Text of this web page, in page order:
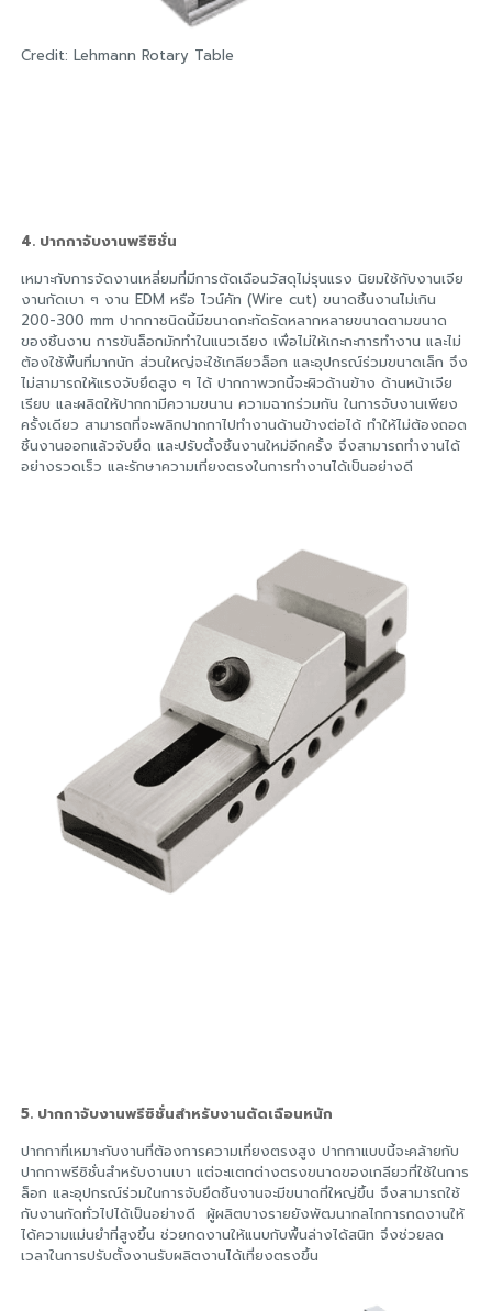
Credit: Lehmann Rotary Table
4. ปากกาจับงานพรีซิชั่น
เหมาะกับการจัดงานเหลี่ยมที่มีการตัดเฉือนวัสดุไม่รุนแรง นิยมใช้กับงานเจีย
งานกัดเบา ๆ งาน EDM หรือ ไวน์คัท (Wire cut) ขนาดชิ้นงานไม่เกิน
200-300 mm ปากกาชนิดนี้มีขนาดกะทัดรัดหลากหลายขนาดตามขนาด
ของชิ้นงาน การขันล็อกมักทำในแนวเฉียง เพื่อไม่ให้เกะกะการทำงาน และไม่
ต้องใช้พื้นที่มากนัก ส่วนใหญ่จะใช้เกลียวล็อก และอุปกรณ์ร่วมขนาดเล็ก จึง
ไม่สามารถให้แรงจับยึดสูง ๆ ได้ ปากกาพวกนี้จะผิวด้านข้าง ด้านหน้าเจีย
เรียบ และผลิตให้ปากกามีความขนาน ความฉากร่วมกัน ในการจับงานเพียง
ครั้งเดียว สามารถที่จะพลิกปากกาไปทำงานด้านข้างต่อได้ ทำให้ไม่ต้องถอด
ชิ้นงานออกแล้วจับยึด และปรับตั้งชิ้นงานใหม่อีกครั้ง จึงสามารถทำงานได้
อย่างรวดเร็ว และรักษาความเที่ยงตรงในการทำงานได้เป็นอย่างดี
5. ปากกาจับงานพรีซิชั่นสำหรับงานตัดเฉือนหนัก
ปากกาที่เหมาะกับงานที่ต้องการความเที่ยงตรงสูง ปากกาแบบนี้จะคล้ายกับ
ปากกาพรีซิชั่นสำหรับงานเบา แต่จะแตกต่างตรงขนาดของเกลียวที่ใช้ในการ
ล็อก และอุปกรณ์ร่วมในการจับยึดชิ้นงานจะมีขนาดที่ใหญ่ขึ้น จึงสามารถใช้
กับงานกัดทั่วไปได้เป็นอย่างดี ผู้ผลิตบางรายยังพัฒนากลไกการกดงานให้
ได้ความแม่นยำที่สูงขึ้น ช่วยกดงานให้แนบกับพื้นล่างได้สนิท จึงช่วยลด
เวลาในการปรับตั้งงานรับผลิตงานได้เที่ยงตรงขึ้น